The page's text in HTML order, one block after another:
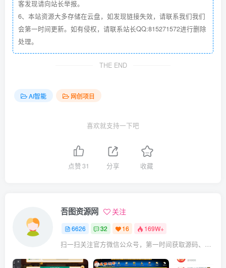
客发现请向站长举报。
6、本站资源大多存储在云盘，如发现链接失效，请联系我们我们
会第一时间更新。如有侵权，请联系站长QQ:815271572进行删除
处理。
THE END
AI智能 网创项目
喜欢就支持一下吧
点赞31 分享 收藏
吾图资源网 关注
6626 32 16 169W+
扫一扫关注官方微信公众号，第一时间获取源码、网赚项目资源教程，自媒体等知识干货，让互联网创业赚钱更简单。